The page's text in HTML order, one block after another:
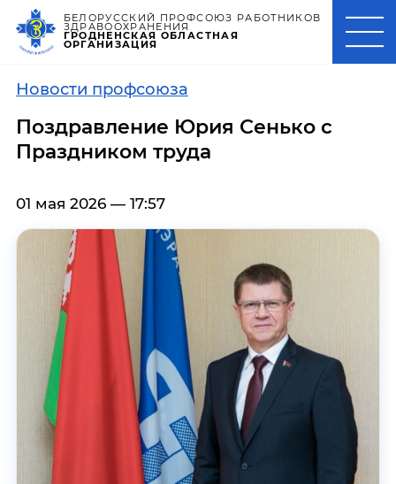
БЕЛОРУССКИЙ ПРОФСОЮЗ РАБОТНИКОВ
ЗДРАВООХРАНЕНИЯ
ГРОДНЕНСКАЯ ОБЛАСТНАЯ
ОРГАНИЗАЦИЯ
Новости профсоюза
Поздравление Юрия Сенько с
Праздником труда
01 мая 2026 — 17:57